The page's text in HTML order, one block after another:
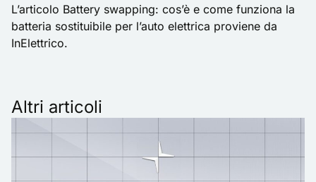
L’articolo Battery swapping: cos’è e come funziona la
batteria sostituibile per l’auto elettrica proviene da
InElettrico.
Altri articoli